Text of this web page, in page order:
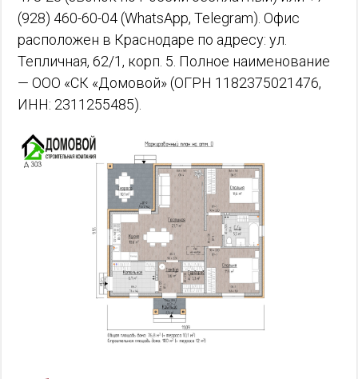
(928) 460-60-04 (WhatsApp, Telegram). Офис
расположен в Краснодаре по адресу: ул.
Тепличная, 62/1, корп. 5. Полное наименование
— ООО «СК «Домовой» (ОГРН 1182375021476,
ИНН: 2311255485).